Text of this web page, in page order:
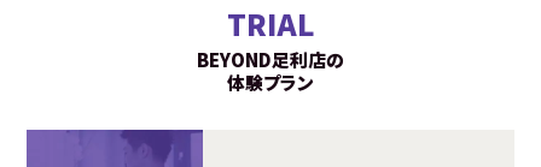
TRIAL
BEYOND足利店の
体験プラン